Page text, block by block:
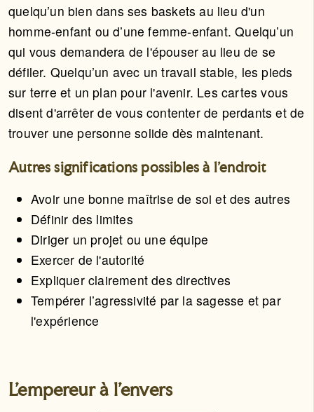
quelqu’un bien dans ses baskets au lieu d'un
homme-enfant ou d’une femme-enfant. Quelqu’un
qui vous demandera de l'épouser au lieu de se
défiler. Quelqu’un avec un travail stable, les pieds
sur terre et un plan pour l'avenir. Les cartes vous
disent d'arrêter de vous contenter de perdants et de
trouver une personne solide dès maintenant.
Autres significations possibles à l'endroit
Avoir une bonne maîtrise de soi et des autres
Définir des limites
Diriger un projet ou une équipe
Exercer de l'autorité
Expliquer clairement des directives
Tempérer l’agressivité par la sagesse et par
l'expérience
L’empereur à l'envers